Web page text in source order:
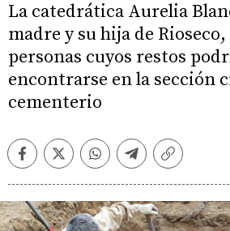
La catedrática Aurelia
madre y su hija de
personas cuyos restos
encontrarse en la sección
cementerio
FacebookTwitterWhatsappTelegramCopiar